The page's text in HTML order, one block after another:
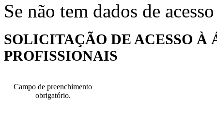
Se não tem dados de
SOLICITAÇÃO DE ACESSO À
PROFISSIONAIS
Campo de preenchimento
obrigatório.